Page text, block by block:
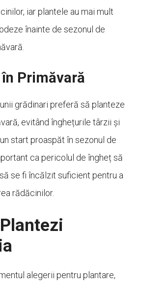
iar plantele au mai mult
înainte de sezonul de
Primăvară
grădinari preferă să planteze
evitând înghețurile târzii și
start proaspăt în sezonul de
ca pericolul de îngheț să
se fi încălzit suficient pentru a
rădăcinilor.
alegerii pentru plantare,